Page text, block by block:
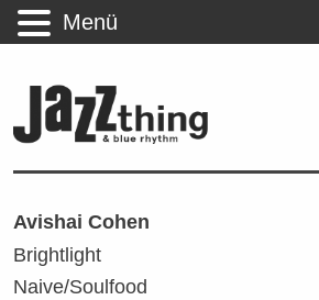
Avishai Cohen
Brightlight
Naive/Soulfood
Menü